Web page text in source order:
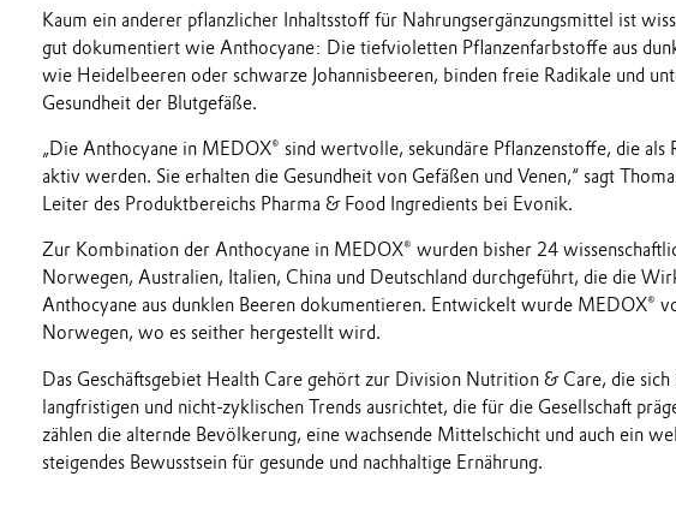
Kaum ein anderer pflanzlicher Inhaltsstoff für Nahrungsergänzungsmittel ist
gut dokumentiert wie Anthocyane: Die tiefvioletten Pflanzenfarbstoffe aus
wie Heidelbeeren oder schwarze Johannisbeeren, binden freie Radikale und
Gesundheit der Blutgefäße.
„Die Anthocyane in MEDOX® sind wertvolle, sekundäre Pflanzenstoffe, die als
aktiv werden. Sie erhalten die Gesundheit von Gefäßen und Venen,“ sagt
Leiter des Produktbereichs Pharma & Food Ingredients bei Evonik.
Zur Kombination der Anthocyane in MEDOX® wurden bisher 24
Norwegen, Australien, Italien, China und Deutschland durchgeführt, die die
Anthocyane aus dunklen Beeren dokumentieren. Entwickelt wurde MEDOX®
Norwegen, wo es seither hergestellt wird.
Das Geschäftsgebiet Health Care gehört zur Division Nutrition & Care, die sich
langfristigen und nicht-zyklischen Trends ausrichtet, die für die Gesellschaft
zählen die alternde Bevölkerung, eine wachsende Mittelschicht und auch ein
steigendes Bewusstsein für gesunde und nachhaltige Ernährung.